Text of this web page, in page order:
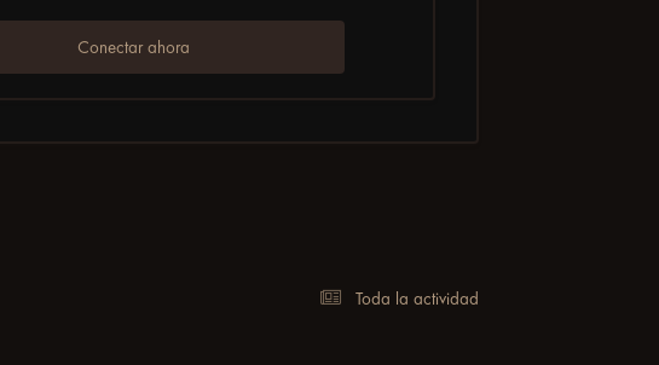
Conectar ahora
Toda la actividad